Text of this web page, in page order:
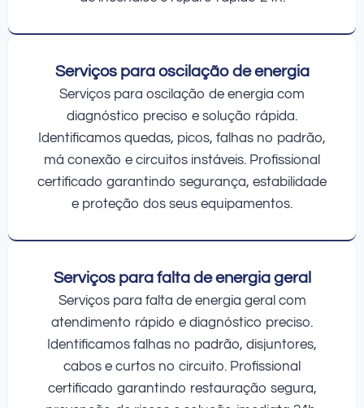
Serviços para oscilação de energia
Serviços para oscilação de energia com
diagnóstico preciso e solução rápida.
Identificamos quedas, picos, falhas no padrão,
má conexão e circuitos instáveis. Profissional
certificado garantindo segurança, estabilidade
e proteção dos seus equipamentos.
Serviços para falta de energia geral
Serviços para falta de energia geral com
atendimento rápido e diagnóstico preciso.
Identificamos falhas no padrão, disjuntores,
cabos e curtos no circuito. Profissional
certificado garantindo restauração segura,